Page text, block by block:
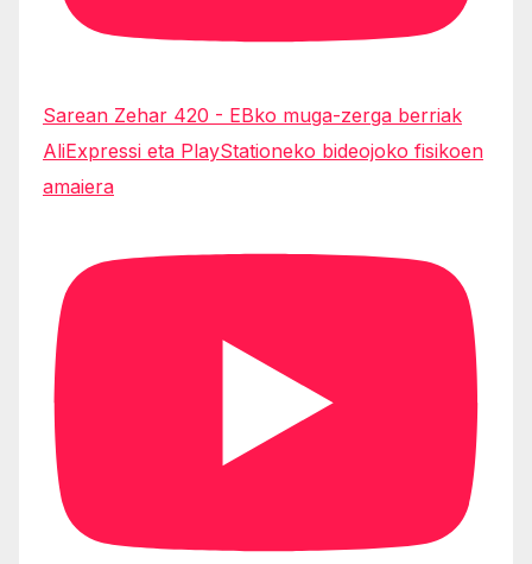
Sarean Zehar 420 - EBko muga-zerga berriak
AliExpressi eta PlayStationeko bideojoko fisikoen
amaiera